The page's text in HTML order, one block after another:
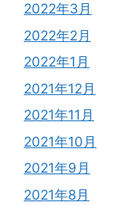
2022年3月
2022年2月
2022年1月
2021年12月
2021年11月
2021年10月
2021年9月
2021年8月